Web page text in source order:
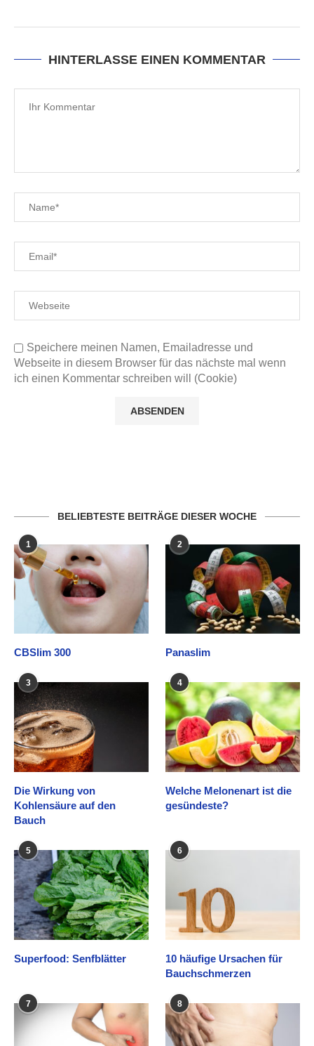
HINTERLASSE EINEN KOMMENTAR
Speichere meinen Namen, Emailadresse und
Webseite in diesem Browser für das nächste mal wenn
ich einen Kommentar schreiben will (Cookie)
BELIEBTESTE BEITRÄGE DIESER WOCHE
1
CBSlim 300
2
Panaslim
3
Die Wirkung von
Kohlensäure auf den
Bauch
4
Welche Melonenart ist die
gesündeste?
5
Superfood: Senfblätter
6
10 häufige Ursachen für
Bauchschmerzen
7 8